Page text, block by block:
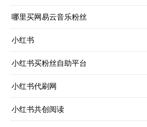
哪里买网易云音乐粉丝
小红书
小红书买粉丝自助平台
小红书代刷网
小红书共创阅读